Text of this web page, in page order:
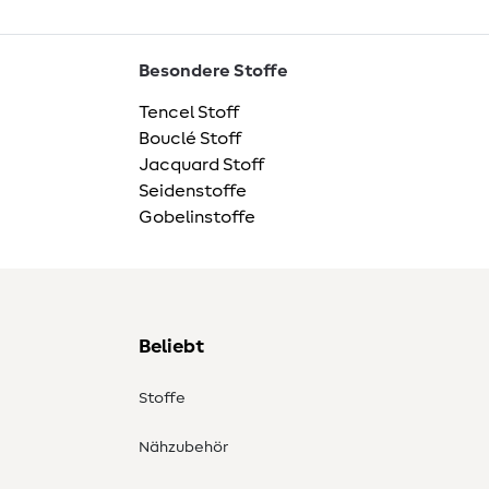
Besondere Stoffe
Tencel Stoff
Bouclé Stoff
Jacquard Stoff
Seidenstoffe
Gobelinstoffe
Beliebt
Stoffe
Nähzubehör